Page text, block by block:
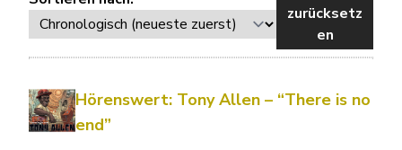
zurücksetz
en
Hörenswert: Tony Allen – “There is no
end”